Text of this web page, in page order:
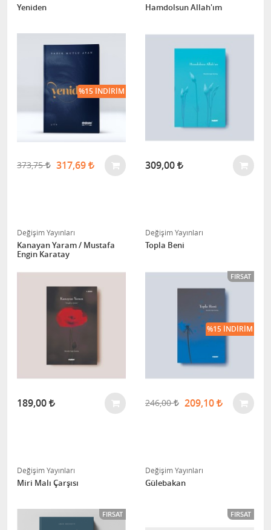
Yeniden
373,75 317,69
%15 İNDIRIM
Hamdolsun Allah'ım
309,00
Değişim Yayınları
Kanayan Yaram / Mustafa
Engin Karatay
189,00
Değişim Yayınları
Topla Beni
FIRSAT
246,00 209,10
%15 İNDIRIM
Değişim Yayınları
Miri Malı Çarşısı
FIRSAT
Değişim Yayınları
Gülebakan
FIRSAT